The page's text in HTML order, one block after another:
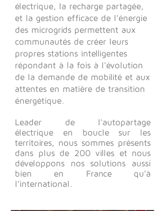
électrique, la recharge partagée,
et la gestion efficace de l'énergie
des microgrids permettent aux
communautés de créer leurs
propres stations intelligentes
répondant à la fois à l'évolution
de la demande de mobilité et aux
attentes en matière de transition
énergétique.
Leader de l'autopartage
électrique en boucle sur les
territoires, nous sommes présents
dans plus de 200 villes et nous
développons nos solutions aussi
bien en France qu’à
l’international.